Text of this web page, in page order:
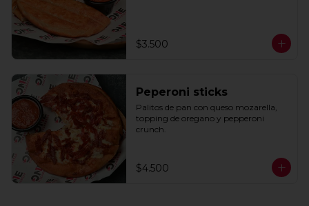
$3.500
Peperoni sticks
Palitos de pan con queso mozarella,
topping de oregano y pepperoni
crunch.
$4.500